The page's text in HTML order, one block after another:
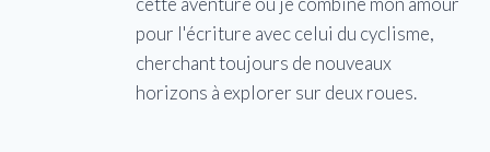
pour l'écriture avec celui du cyclisme,
cherchant toujours de nouveaux
horizons à explorer sur deux roues.